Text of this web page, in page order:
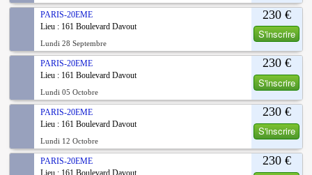
230 €
S'inscrire
PARIS-20EME
Lieu : 161 Boulevard Davout
Lundi 28 Septembre
230 €
S'inscrire
PARIS-20EME
Lieu : 161 Boulevard Davout
Lundi 05 Octobre
230 €
S'inscrire
PARIS-20EME
Lieu : 161 Boulevard Davout
Lundi 12 Octobre
230 €
PARIS-20EME
Lieu : 161 Boulevard Davout